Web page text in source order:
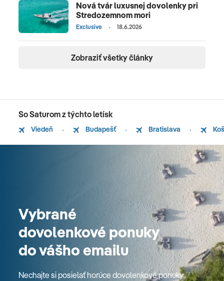
Nová tvár luxusnej dovolenky pri
Stredozemnom mori
Exclusive 18.6.2026
Zobraziť všetky články
So Saturom z týchto letísk
Viedeň Budapešť Bratislava
Vybrané
dovolenkové ponuky
do vášho emailu
Nechajte si posielať horúce dovolenkové ponuky